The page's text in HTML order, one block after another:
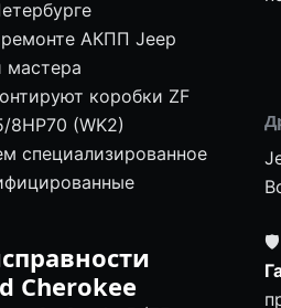
ремонте АКПП Jeep
мастера
коробки ZF
8HP70 (WK2)
специализированное
Cherokee
🛡